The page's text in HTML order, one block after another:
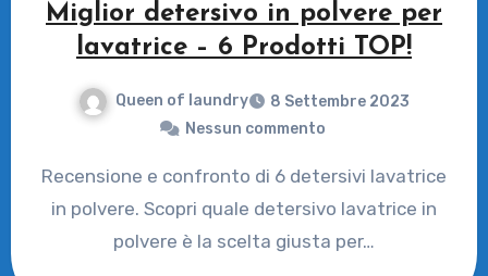
Miglior detersivo in polvere per
lavatrice – 6 Prodotti TOP!
Queen of laundry
8 Settembre 2023
Nessun commento
Recensione e confronto di 6 detersivi lavatrice
in polvere. Scopri quale detersivo lavatrice in
polvere è la scelta giusta per…